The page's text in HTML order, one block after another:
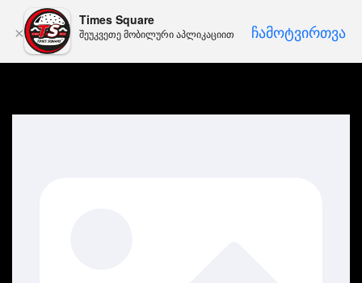
×
Times Square
შეუკვეთე მობილური აპლიკაციით ᲩᲐᲛᲝᲢᲕᲘᲠᲗᲕᲐ